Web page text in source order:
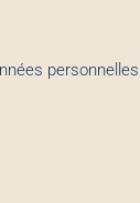
personnelles